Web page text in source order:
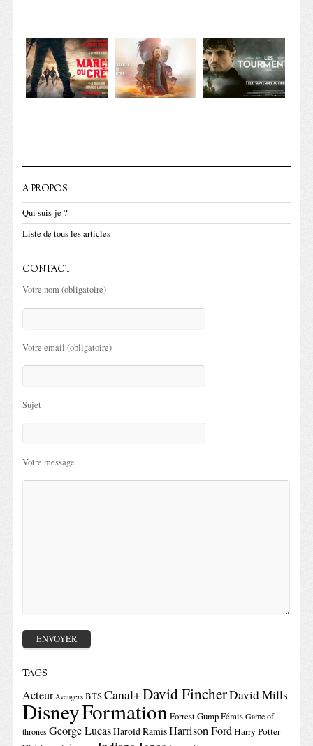
A PROPOS
Qui suis-je ?
Liste de tous les articles
CONTACT
Votre nom (obligatoire)
Votre email (obligatoire)
Sujet
Votre message
TAGS
Acteur Avengers BTSCanal+David FincherDavid Mills
DisneyFormationForrest GumpFémis Game of
thrones George LucasHarold RamisHarrison FordHarry Potter